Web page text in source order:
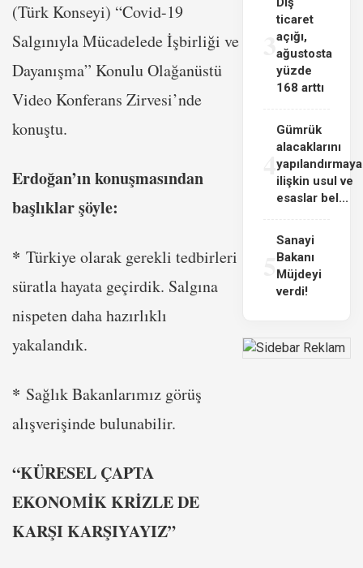
(Türk Konseyi) “Covid-19
Salgınıyla Mücadelede İşbirliği ve
Dayanışma” Konulu Olağanüstü
Video Konferans Zirvesi’nde
konuştu.
Erdoğan’ın konuşmasından
başlıklar şöyle:
* Türkiye olarak gerekli tedbirleri
süratla hayata geçirdik. Salgına
nispeten daha hazırlıklı
yakalandık.
* Sağlık Bakanlarımız görüş
alışverişinde bulunabilir.
“KÜRESEL ÇAPTA
EKONOMİK KRİZLE DE
KARŞI KARŞIYAYIZ”
3
ticaret
açığı,
ağustosta
yüzde
168 arttı
4
Gümrük
alacaklarını
yapılandırmaya
ilişkin usul ve
esaslar bel...
Sanayi
Bakanı
Müjdeyi
verdi!